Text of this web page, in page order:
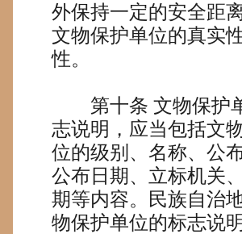
外保持一定的安全距
文物保护单位的真实
性。
第十条 文物保护
志说明，应当包括文
位的级别、名称、公布
公布日期、立标机关
期等内容。民族自治
物保护单位的标志说